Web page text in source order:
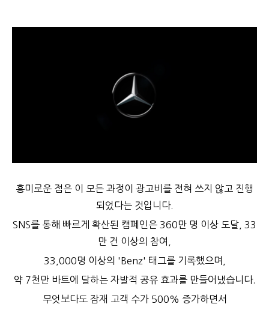
흥미로운 점은 이 모든 과정이 광고비를 전혀 쓰지 않고 진행
되었다는 것입니다.
SNS를 통해 빠르게 확산된 캠페인은 360만 명 이상 도달, 33
만 건 이상의 참여,
33,000명 이상의 'Benz' 태그를 기록했으며,
약 7천만 바트에 달하는 자발적 공유 효과를 만들어냈습니다.
무엇보다도 잠재 고객 수가 500% 증가하면서